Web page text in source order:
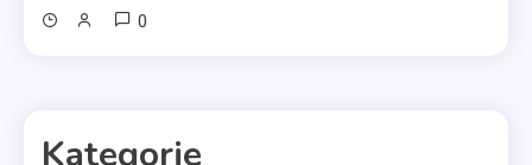
0
Kategorie